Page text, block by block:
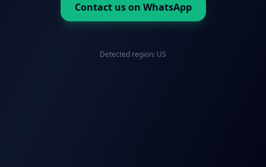
Contact us on WhatsApp
Detected region: US